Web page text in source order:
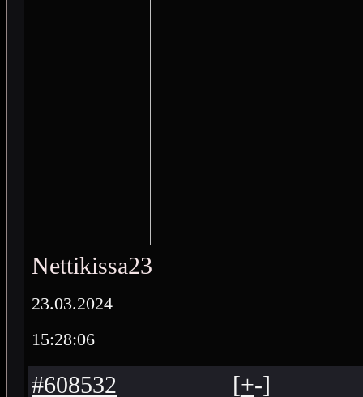
Nettikissa23
23.03.2024
15:28:06
#608532 [+-]